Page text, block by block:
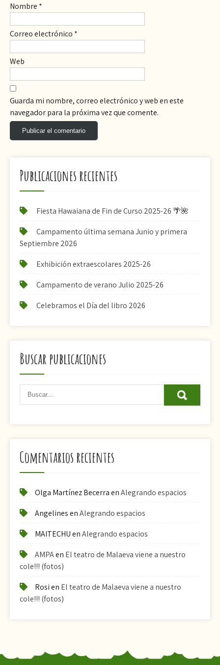
Nombre *
Correo electrónico *
Web
Guarda mi nombre, correo electrónico y web en este
navegador para la próxima vez que comente.
Publicaciones recientes
Fiesta Hawaiana de Fin de Curso 2025-26 🌴🌺
Campamento última semana Junio y primera
Septiembre 2026
Exhibición extraescolares 2025-26
Campamento de verano Julio 2025-26
Celebramos el Día del libro 2026
Buscar publicaciones
Comentarios recientes
Olga Martínez BecerraenAlegrando espacios
AngelinesenAlegrando espacios
MAITECHUenAlegrando espacios
AMPAen El teatro de Malaeva viene a nuestro
cole!!! (fotos)
Rosien El teatro de Malaeva viene a nuestro
cole!!! (fotos)